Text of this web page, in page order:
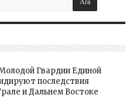
Гвардии Единой
последствия
и Дальнем Востоке